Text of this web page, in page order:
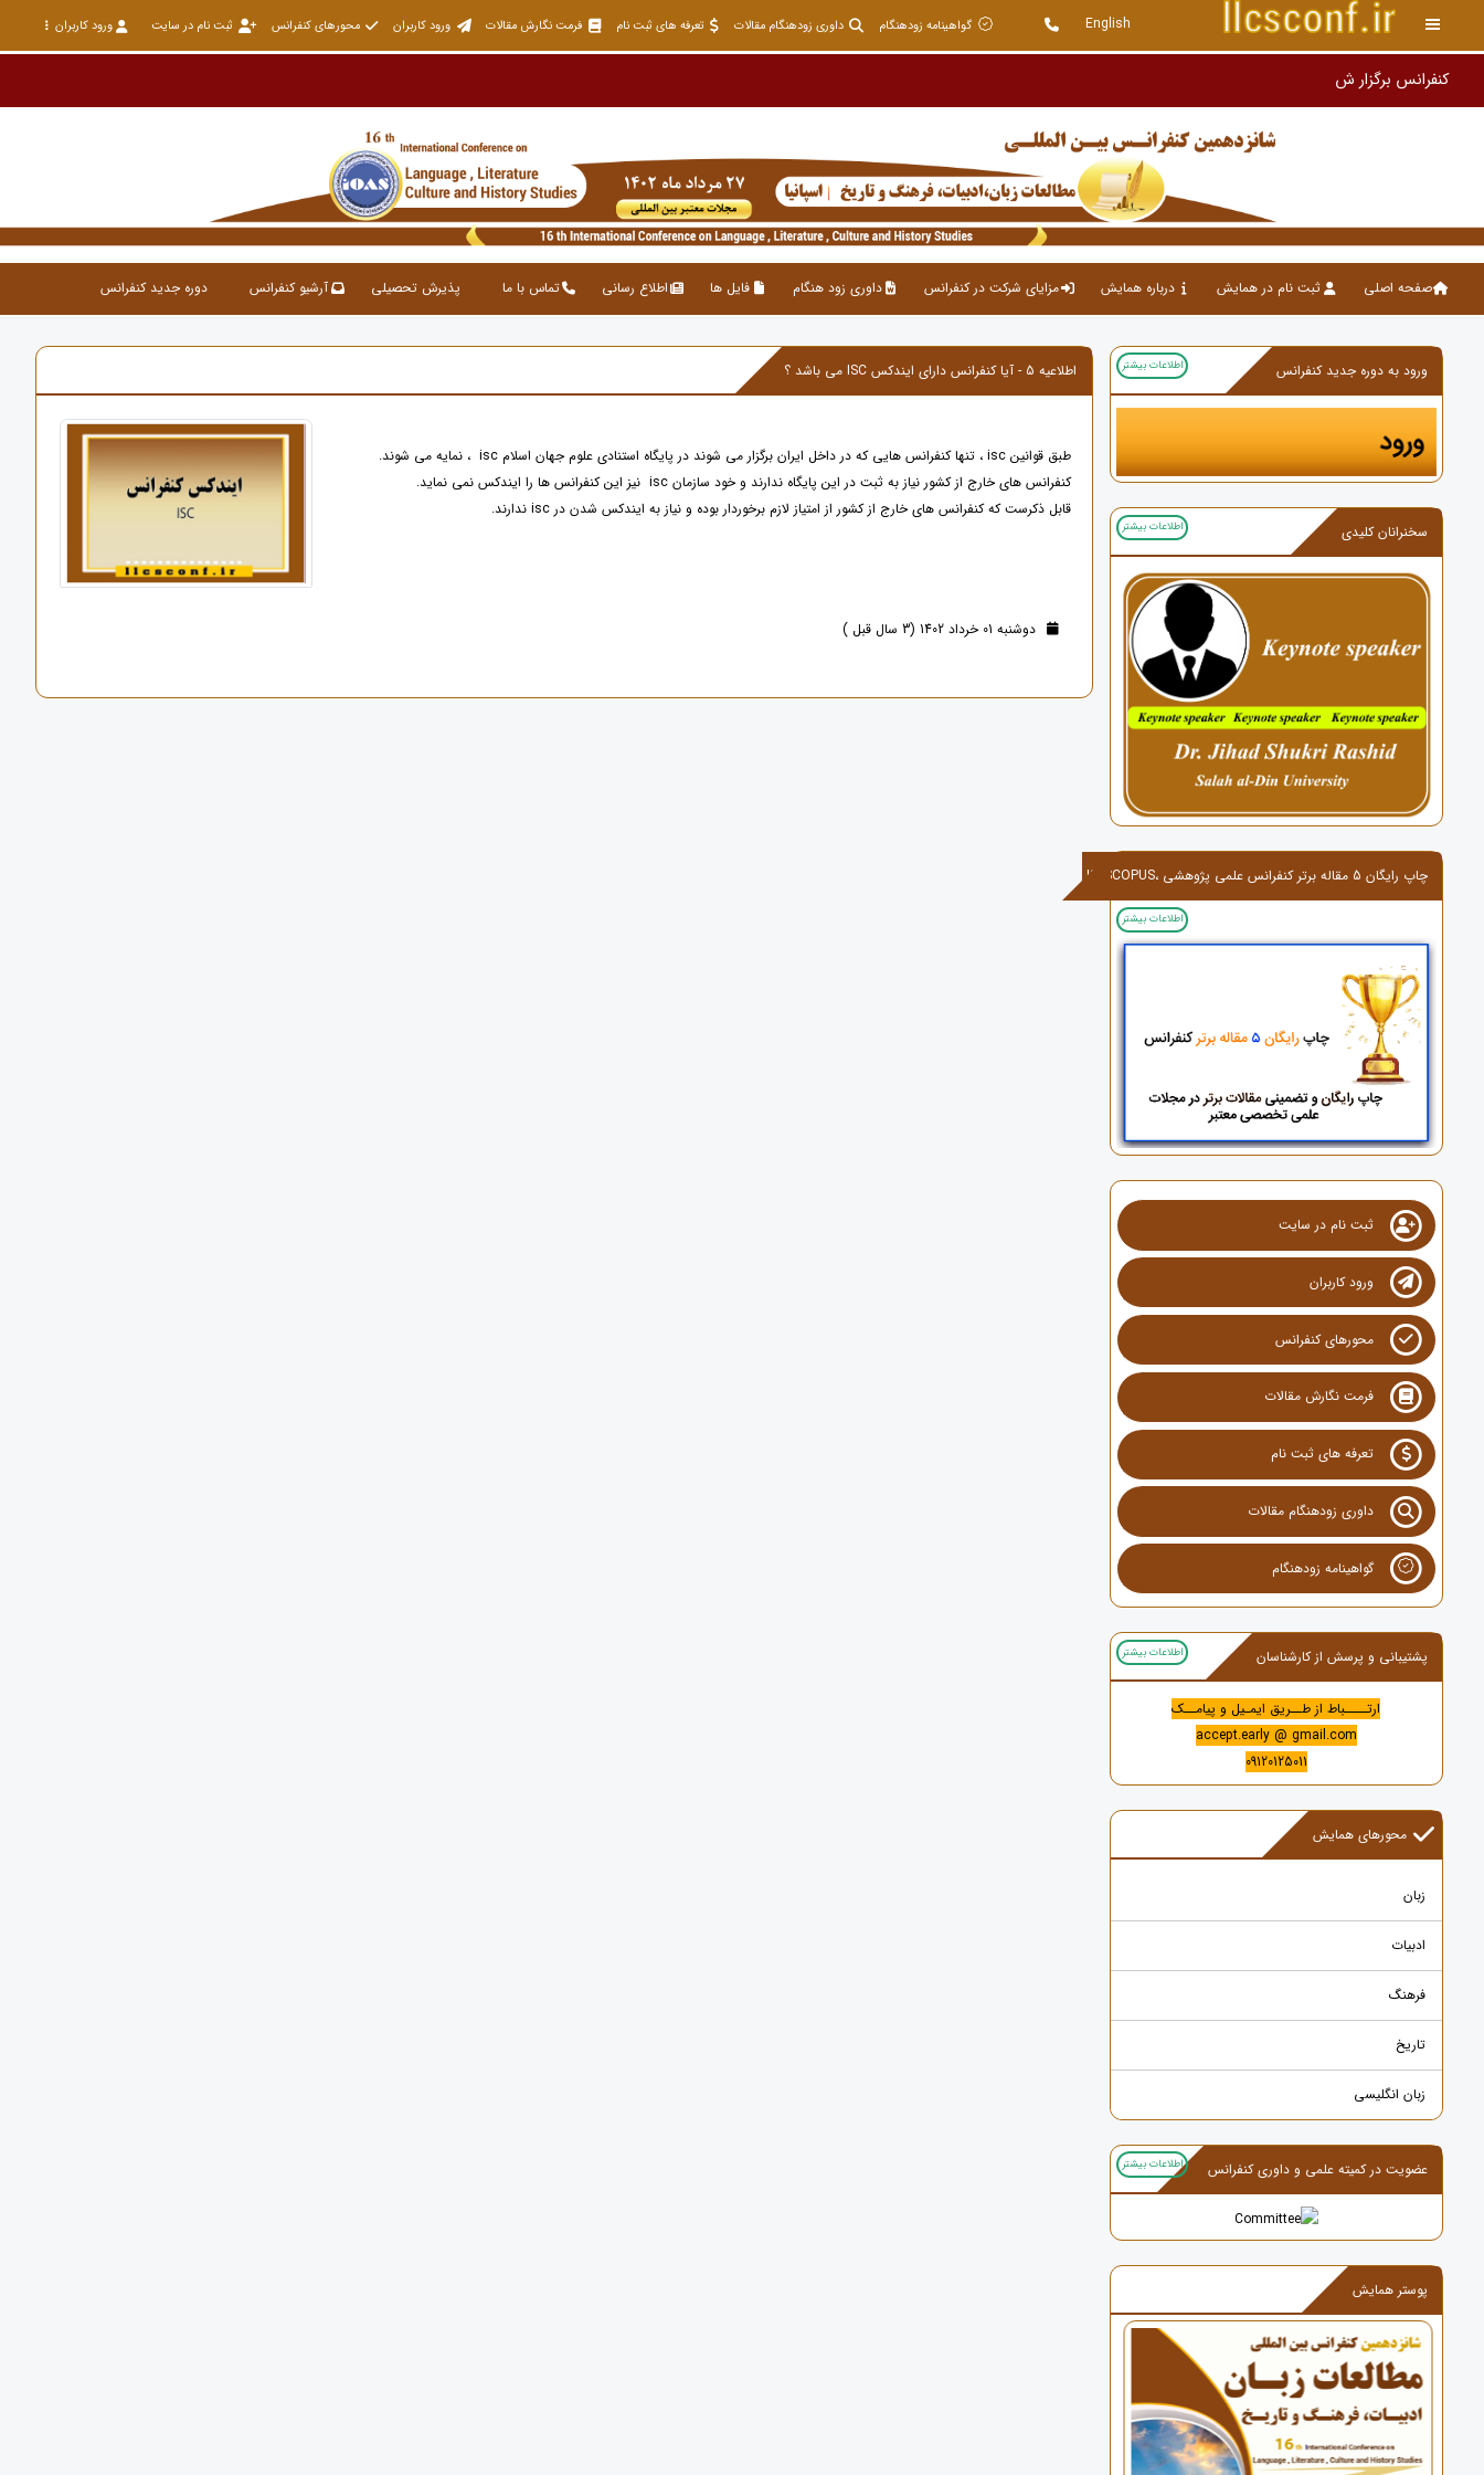
English گواهینامه زودهنگام داوری زودهنگام مقالات تعرفه های ثبت نام فرمت نگارش مقالات ورود کاربران محورهای کنفرانس ثبت نام در سایت ورود کاربران
صفحه اصلی ثبت نام در همایش درباره همایش مزایای شرکت در کنفرانس داوری زود هنگام فایل ها اطلاع رسانی تماس با ما پذیرش تحصیلی آرشیو کنفرانس دوره جدید کنفرانس
ورود به دوره جدید کنفرانس اطلاعات بیشتر
سخنرانان کلیدی اطلاعات بیشتر
چاپ رایگان 5 مقاله برتر کنفرانس علمی پژوهشی ،ISI,SCOPUS
اطلاعات بیشتر
ثبت نام در سایت
ورود کاربران
محورهای کنفرانس
فرمت نگارش مقالات
تعرفه های ثبت نام
داوری زودهنگام مقالات
گواهینامه زودهنگام
پشتیبانی و پرسش از کارشناسان اطلاعات بیشتر
ارتــــباط از طــریق ایمـیل و پیامــک
accept.early @ gmail.com
09120125011
محورهای همایش
زبان
ادبیات
فرهنگ
تاریخ
زبان انگلیسی
عضویت در کمیته علمی و داوری کنفرانس اطلاعات بیشتر
پوستر همایش
اطلاعیه 5 - آیا کنفرانس دارای ایندکس ISC می باشد ؟
طبق قوانین isc ، تنها کنفرانس هایی که در داخل ایران برگزار می شوند در پایگاه استنادی علوم جهان اسلام isc ، نمایه می شوند.
کنفرانس های خارج از کشور نیاز به ثبت در این پایگاه ندارند و خود سازمان isc نیز این کنفرانس ها را ایندکس نمی نماید.
قابل ذکرست که کنفرانس های خارج از کشور از امتیاز لازم برخوردار بوده و نیاز به ایندکس شدن در isc ندارند.
دوشنبه 01 خرداد 1402 (3 سال قبل )